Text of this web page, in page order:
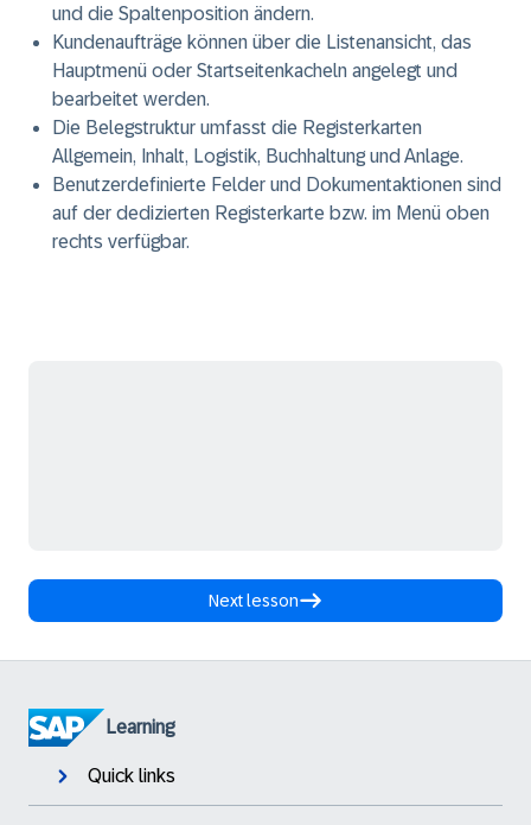
und die Spaltenposition ändern.
Kundenaufträge können über die Listenansicht, das
Hauptmenü oder Startseitenkacheln angelegt und
bearbeitet werden.
Die Belegstruktur umfasst die Registerkarten
Allgemein, Inhalt, Logistik, Buchhaltung und Anlage.
Benutzerdefinierte Felder und Dokumentaktionen sind
auf der dedizierten Registerkarte bzw. im Menü oben
rechts verfügbar.
Next lesson
Learning
Quick links